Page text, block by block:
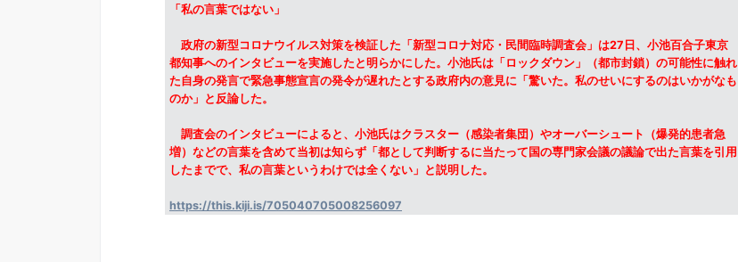
「私の言葉ではない」
政府の新型コロナウイルス対策を検証した「新型コロナ対応・民間臨時調査会」は27日、小池百合子東京
都知事へのインタビューを実施したと明らかにした。小池氏は「ロックダウン」（都市封鎖）の可能性に触れ
た自身の発言で緊急事態宣言の発令が遅れたとする政府内の意見に「驚いた。私のせいにするのはいかがなも
のか」と反論した。
調査会のインタビューによると、小池氏はクラスター（感染者集団）やオーバーシュート（爆発的患者急
増）などの言葉を含めて当初は知らず「都として判断するに当たって国の専門家会議の議論で出た言葉を引用
したまでで、私の言葉というわけでは全くない」と説明した。
https://this.kiji.is/705040705008256097